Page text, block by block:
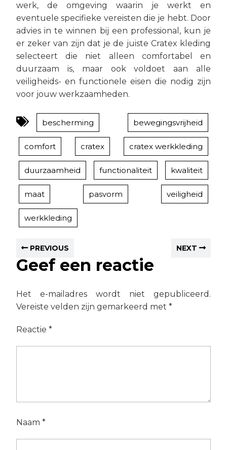
werk, de omgeving waarin je werkt en
eventuele specifieke vereisten die je hebt. Door
advies in te winnen bij een professional, kun je
er zeker van zijn dat je de juiste Cratex kleding
selecteert die niet alleen comfortabel en
duurzaam is, maar ook voldoet aan alle
veiligheids- en functionele eisen die nodig zijn
voor jouw werkzaamheden.
bescherming bewegingsvrijheid
comfort cratex cratex werkkleding
duurzaamheid functionaliteit kwaliteit
maat pasvorm veiligheid
werkkleding
PREVIOUS NEXT
Geef een reactie
Het e-mailadres wordt niet gepubliceerd.
Vereiste velden zijn gemarkeerd met *
Reactie *
Naam *